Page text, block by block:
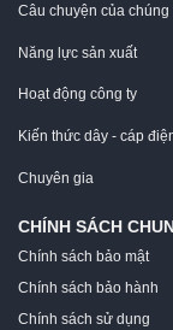
Câu chuyện của chúng
Năng lực sản xuất
Hoạt động công ty
Kiến thức dây - cáp
Chuyên gia
CHÍNH SÁCH
Chính sách bảo mật
Chính sách bảo hành
Chính sách sử dụng